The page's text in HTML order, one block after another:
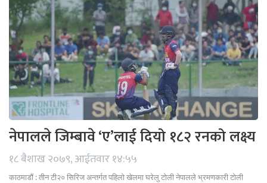
नेपालले जिम्बावे ‘ए’लाई दियो १८२ रनको लक्ष्य
१८ बैशाख २०७९, आईतवार १४:५५
काठमाडौं : तीन टी२० सिरिज अन्तर्गत पहिलो खेलमा घरेलु टोली नेपालले भ्रमणकारी टोली